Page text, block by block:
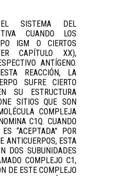
SISTEMA DEL
CUANDO LOS
IGM O CIERTOS
CAPÍTULO XX),
ANTÍGENO.
REACCIÓN, LA
SUFRE CIERTO
SU ESTRUCTURA
SITIOS QUE SON
COMPLEJA
C1Q. CUANDO
“ACEPTADA” POR
ANTICUERPOS, ESTA
DOS SUBUNIDADES
COMPLEJO C1,
DE ESTE COMPLEJO